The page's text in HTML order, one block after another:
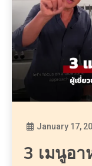
January 17,
3 เมนูอ